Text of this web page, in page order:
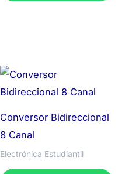
Conversor Bidireccional
8 Canal
Electrónica Estudiantil